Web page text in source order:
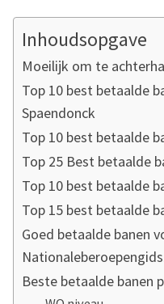
Inhoudsopgave
Moeilijk om te
Top 10 best betaalde
Spaendonck
Top 10 best betaalde
Top 25 Best betaalde
Top 10 best betaalde
Top 15 best betaalde
Goed betaalde banen
Beste betaalde banen